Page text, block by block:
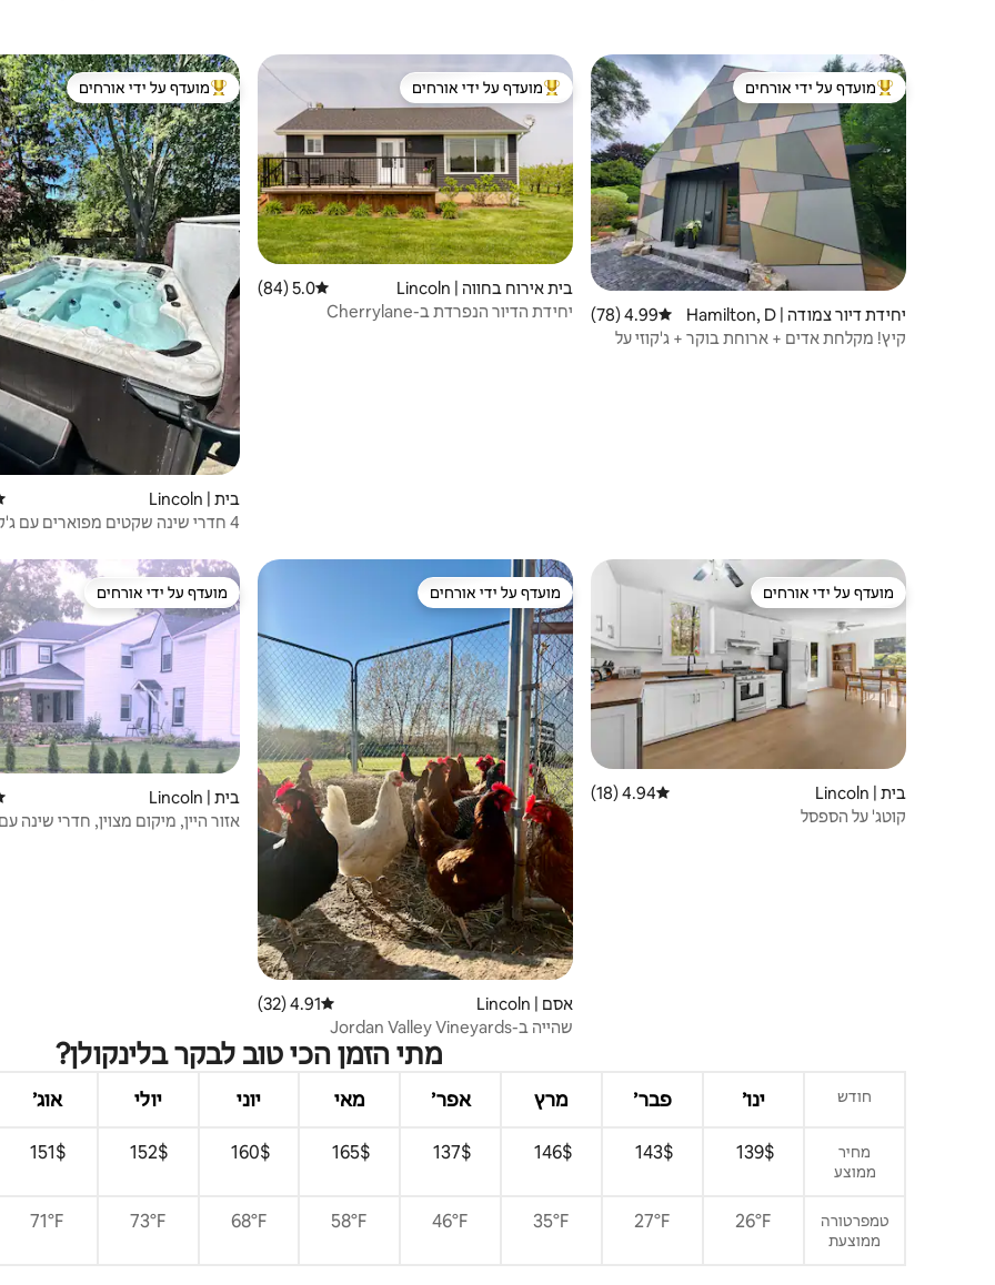
מוביל בקרב נכסים מועדפים על ידי אורחים
מועדף על ידי אורחים
יחידת דיור צמודה | Hamilton, D
undas
דירוג ממוצע של 4.99 מתוך 5, 78 ביקורות
4.99 (78)
קיץ! מקלחת אדים + ארוחת בוקר + ג'קוזי על
מוביל בקרב נכסים מועדפים על ידי אורחים
מועדף על ידי אורחים
בית אירוח בחווה | Lincoln דירוג ממוצע של 5.0 מתוך 5, 84 ביקורות
5.0 (84)
יחידת הדיור הנפרדת ב-Cherrylane
מוביל בקרב נכסים מועדפים על ידי
מועדף על ידי אורחים
בית | Lincoln
4 חדרי שינה שקטים מפוארים עם
מועדף על ידי אורחים
מועדף על ידי אורחים
בית | Lincoln דירוג ממוצע של 4.94 מתוך 5, 18 ביקורות
4.94 (18)
קוטג' על הספסל
מועדף על ידי אורחים
מועדף על ידי אורחים
אסם | Lincoln דירוג ממוצע של 4.91 מתוך 5, 32 ביקורות
4.91 (32)
שהייה ב-Jordan Valley Vineyards
מועדף על ידי אורחים
מועדף על ידי אורחים
בית | Lincoln
אזור היין, מיקום מצוין, חדרי שינה
מתי הזמן הכי טוב לבקר בלינקולן?
חודש ינו׳ פבר׳ מרץ אפר׳ מאי יוני יולי אוג׳
מחיר
ממוצע
$‏139 ‏
$‏143 ‏
$‏146 ‏
$‏137 ‏
$‏165 ‏
$‏160 ‏
$‏152 ‏
$‏151 ‏
טמפרטורה
ממוצעת
26°F
27°F
35°F
46°F
58°F
68°F
73°F
71°F